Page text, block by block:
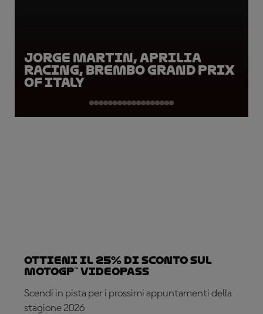
Jorge Martin, Aprilia
Racing, Brembo Grand Prix
of Italy
Ottieni il 25% di sconto sul
MotoGP™ VideoPass
Scendi in pista per i prossimi appuntamenti della
stagione 2026